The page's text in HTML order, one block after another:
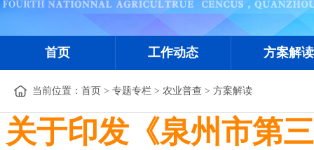
首页 工作动态 方案解读
当前位置： 首页 > 专题专栏 > 农业普查 > 方案解读
关于印发《泉州市第